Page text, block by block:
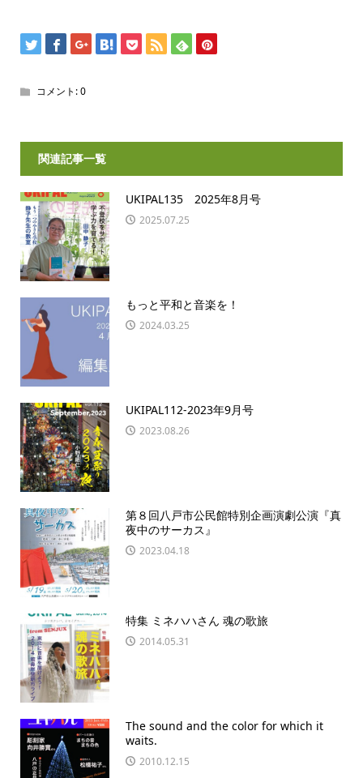
コメント:0
関連記事一覧
UKIPAL135 2025年8月号
2025.07.25
もっと平和と音楽を！
2024.03.25
UKIPAL112-2023年9月号
2023.08.26
第８回八戸市公民館特別企画演劇公演『真
夜中のサーカス』
2023.04.18
特集 ミネハハさん 魂の歌旅
2014.05.31
The sound and the color for which it
waits.
2010.12.15